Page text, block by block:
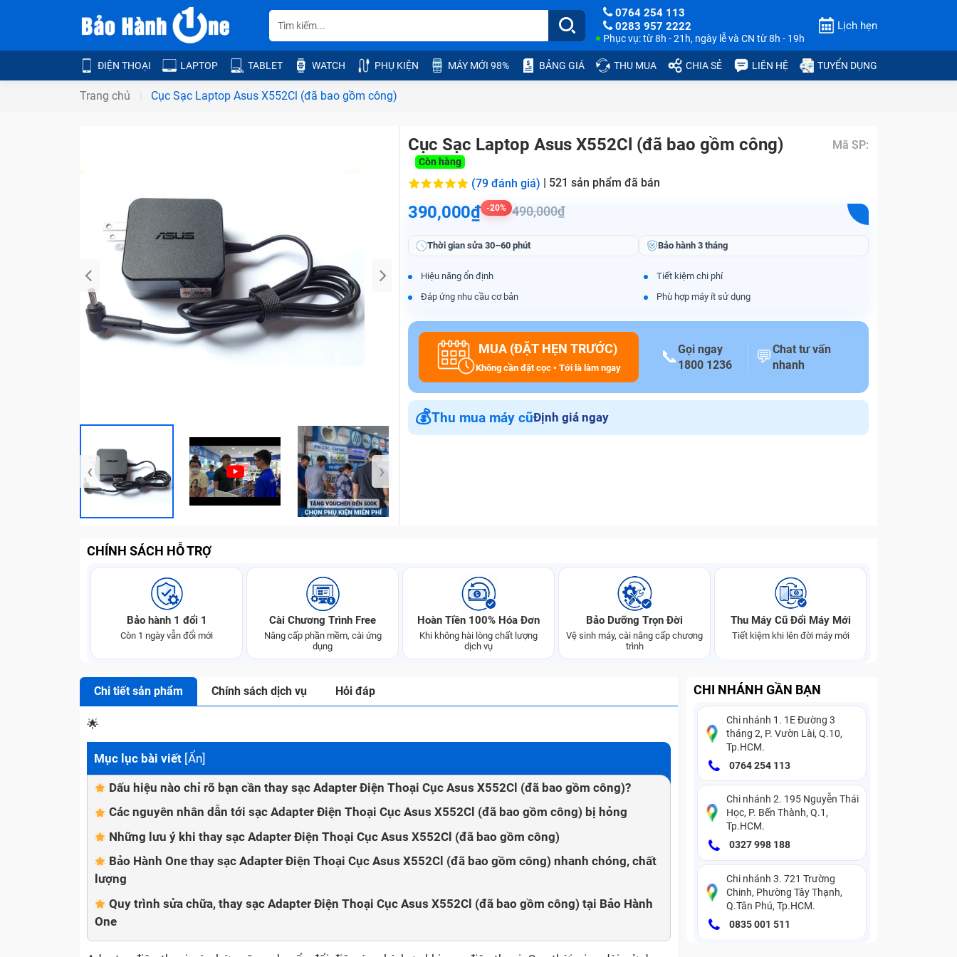
0764 254 113
0283 957 2222
Phục vụ: từ 8h - 21h, ngày lễ và CN từ 8h - 19h
Lịch hẹn
ĐIỆN THOẠI LAPTOP TABLET WATCH PHỤ KIỆN MÁY MỚI 98% BẢNG GIÁ THU MUA CHIA SẺ LIÊN HỆ TUYỂN DỤNG
Trang chủ Cục Sạc Laptop Asus X552Cl (đã bao gồm công)
Bảo Hành One
‹ ›
Cục Sạc Laptop Asus X552Cl (đã bao gồm công) Mã SP:
Còn hàng
(79 đánh giá) | 521 sản phẩm đã bán
390,000₫ -20% 490,000₫
Thời gian sửa 30–60 phút Bảo hành 3 tháng
Hiệu năng ổn định
Đáp ứng nhu cầu cơ bản
Tiết kiệm chi phí
Phù hợp máy ít sử dụng
MUA (ĐẶT HẸN TRƯỚC)
Không cần đặt cọc • Tới là làm ngay
📞Gọi ngay
1800 1236
💬Chat tư vấn
nhanh
💰Thu mua máy cũĐịnh giá ngay
CHÍNH SÁCH HỖ TRỢ
Bảo hành 1 đổi 1
Còn 1 ngày vẫn đổi mới
Cài Chương Trình Free
Nâng cấp phần mềm, cài ứng
dụng
Hoàn Tiền 100% Hóa Đơn
Khi không hài lòng chất lượng
dịch vụ
Bảo Dưỡng Trọn Đời
Vệ sinh máy, cài nâng cấp chương
trình
Thu Máy Cũ Đổi Máy Mới
Tiết kiệm khi lên đời máy mới
Chi tiết sản phẩm Chính sách dịch vụ Hỏi đáp
🌟
Mục lục bài viết [Ẩn]
Dấu hiệu nào chỉ rõ bạn cần thay sạc Adapter Điện Thoại Cục Asus X552Cl (đã bao gồm công)?
Các nguyên nhân dẫn tới sạc Adapter Điện Thoại Cục Asus X552Cl (đã bao gồm công) bị hỏng
Những lưu ý khi thay sạc Adapter Điện Thoại Cục Asus X552Cl (đã bao gồm công)
Bảo Hành One thay sạc Adapter Điện Thoại Cục Asus X552Cl (đã bao gồm công) nhanh chóng, chất
lượng
Quy trình sửa chữa, thay sạc Adapter Điện Thoại Cục Asus X552Cl (đã bao gồm công) tại Bảo Hành
One
CHI NHÁNH GẦN BẠN
Chi nhánh 1. 1E Đường 3
tháng 2, P. Vườn Lài, Q.10,
Tp.HCM.
0764 254 113
Chi nhánh 2. 195 Nguyễn Thái
Học, P. Bến Thành, Q.1,
Tp.HCM.
0327 998 188
Chi nhánh 3. 721 Trường
Chinh, Phường Tây Thạnh,
Q.Tân Phú, Tp.HCM.
0835 001 511